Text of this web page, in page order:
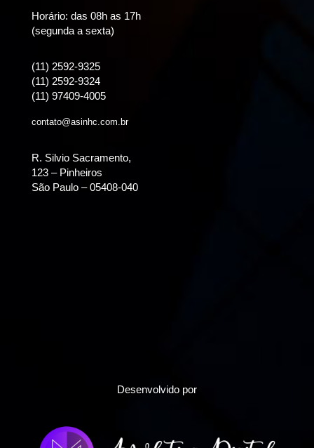
Horário: das 08h as 17h
(segunda a sexta)
(11) 2592-9325
(11) 2592-9324
(11) 97409-4005
contato@asinhc.com.br
R. Silvio Sacramento,
123 – Pinheiros
São Paulo – 05408-040
Desenvolvido por